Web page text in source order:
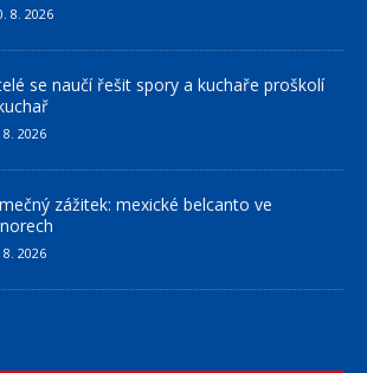
8. 2026
se naučí řešit spory a kuchaře proškolí
8. 2026
zážitek: mexické belcanto ve
8. 2026